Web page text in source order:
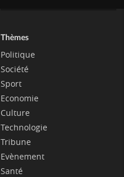
Thèmes
Politique
Société
Sport
Economie
Culture
Technologie
Tribune
Evènement
Santé